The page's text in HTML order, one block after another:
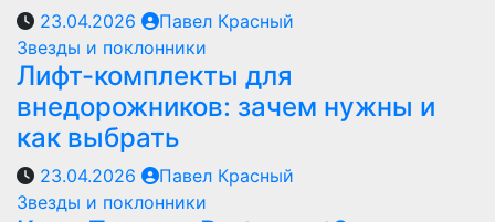
23.04.2026
Павел Красный
Звезды и поклонники
Лифт-комплекты для
внедорожников: зачем нужны и
как выбрать
23.04.2026
Павел Красный
Звезды и поклонники